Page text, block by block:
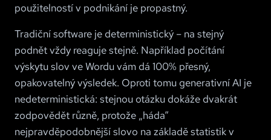
použitelností v podnikání je propastný.
Tradiční software je deterministický – na stejný
podnět vždy reaguje stejně. Například počítání
výskytu slov ve Wordu vám dá 100% přesný,
opakovatelný výsledek. Oproti tomu generativní AI je
nedeterministická: stejnou otázku dokáže dvakrát
zodpovědět různě, protože „háda“
nejpravděpodobnější slovo na základě statistik v